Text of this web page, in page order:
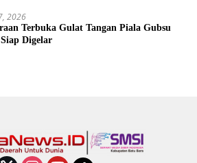
2026
Terbuka Gulat Tangan Piala Gubsu
Digelar